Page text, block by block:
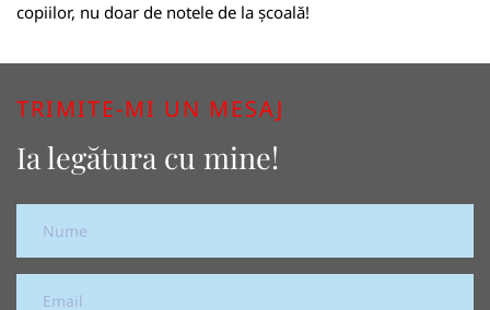
copiilor, nu doar de notele de la școală!
TRIMITE-MI UN MESAJ
Ia legătura cu mine!